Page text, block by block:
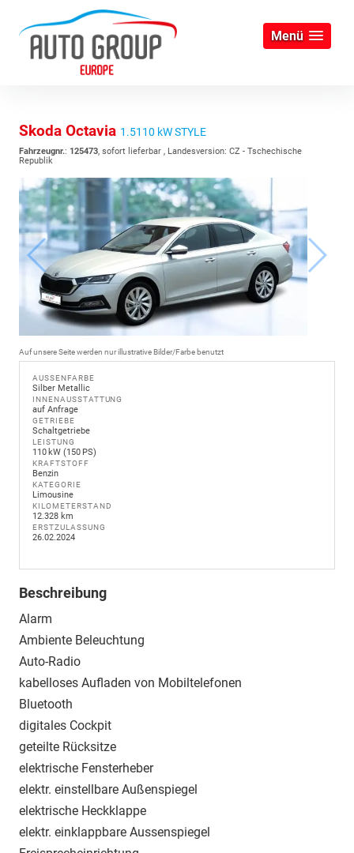
Menü
Skoda Octavia 1.5110 kW STYLE
Fahrzeugnr.: 125473, sofort lieferbar , Landesversion: CZ - Tschechische
Republik
Auf unsere Seite werden nur illustrative Bilder/Farbe benutzt
AUSSENFARBE
Silber Metallic
INNENAUSSTATTUNG
auf Anfrage
GETRIEBE
Schaltgetriebe
LEISTUNG
110 kW (150 PS)
KRAFTSTOFF
Benzin
KATEGORIE
Limousine
KILOMETERSTAND
12.328 km
ERSTZULASSUNG
26.02.2024
Beschreibung
Alarm
Ambiente Beleuchtung
Auto-Radio
kabelloses Aufladen von Mobiltelefonen
Bluetooth
digitales Cockpit
geteilte Rücksitze
elektrische Fensterheber
elektr. einstellbare Außenspiegel
elektrische Heckklappe
elektr. einklappbare Aussenspiegel